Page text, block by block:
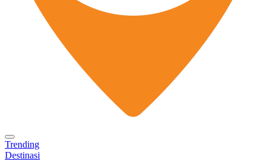
Trending
Destinasi